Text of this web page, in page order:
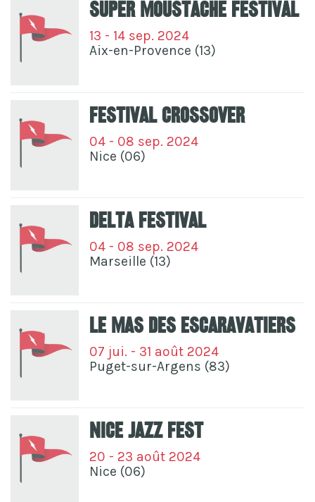
Super Moustache Festival
13 - 14 sep. 2024
Aix-en-Provence (13)
Festival Crossover
04 - 08 sep. 2024
Nice (06)
Delta Festival
04 - 08 sep. 2024
Marseille (13)
Le Mas Des Escaravatiers
07 jui. - 31 août 2024
Puget-sur-Argens (83)
Nice Jazz Fest
20 - 23 août 2024
Nice (06)